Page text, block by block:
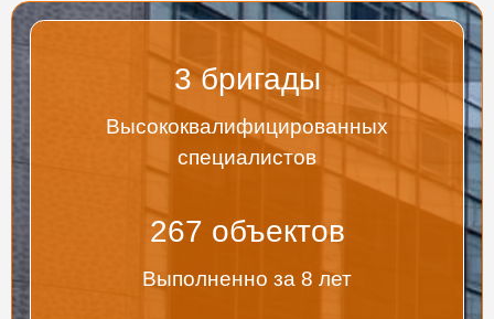
3бригады
Высококвалифицированных
специалистов
267 объектов
Выполненно за 8 лет